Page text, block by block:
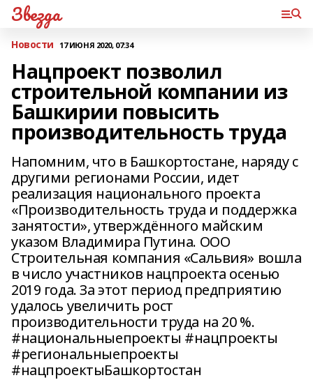
Звезда
Новости 17 ИЮНЯ 2020, 07:34
Нацпроект позволил
строительной компании из
Башкирии повысить
производительность труда
Напомним, что в Башкортостане, наряду с
другими регионами России, идет
реализация национального проекта
«Производительность труда и поддержка
занятости», утверждённого майским
указом Владимира Путина. ООО
Строительная компания «Сальвия» вошла
в число участников нацпроекта осенью
2019 года. За этот период предприятию
удалось увеличить рост
производительности труда на 20 %.
#национальныепроекты #нацпроекты
#региональныепроекты
#нацпроектыБашкортостан